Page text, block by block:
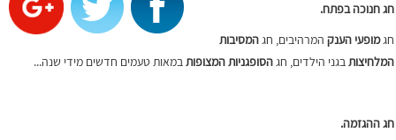
חג חנוכה בפתח.
חגמופעי הענק המרהיבים, חגהמסיבות
המלחיצותבגני הילדים, חגהסופגניות המצופותבמאות טעמים חדשים מידי שנה...
חג ההגזמה.